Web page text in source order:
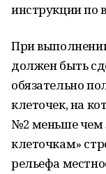
инструкции по
При
должен быть
обязательно
клеточек, на
№2 меньше чем
клеточкам»
рельефа